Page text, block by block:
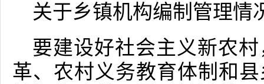
关于乡镇机构编制管理情
要建设好社会主义新农
革、农村义务教育体制和